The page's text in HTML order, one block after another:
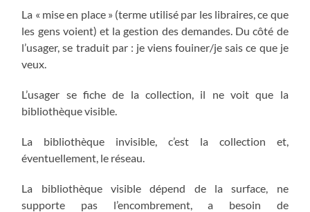
La « mise en place » (terme utilisé par les libraires, ce que
les gens voient) et la gestion des demandes. Du côté de
l’usager, se traduit par : je viens fouiner/je sais ce que je
veux.
L’usager se fiche de la collection, il ne voit que la
bibliothèque visible.
La bibliothèque invisible, c’est la collection et,
éventuellement, le réseau.
La bibliothèque visible dépend de la surface, ne
supporte pas l’encombrement, a besoin de